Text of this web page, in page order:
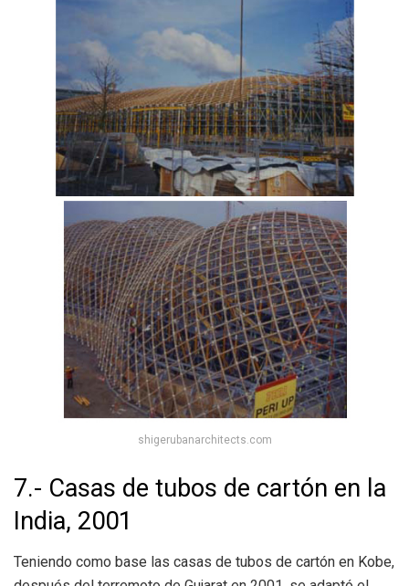
shigerubanarchitects.com
7.- Casas de tubos de cartón en la
India, 2001
Teniendo como base las casas de tubos de cartón en Kobe,